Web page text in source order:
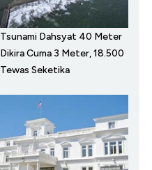
Tsunami Dahsyat 40 Meter
Dikira Cuma 3 Meter, 18.500
Tewas Seketika